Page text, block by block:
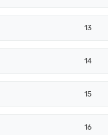
13
14
15
16